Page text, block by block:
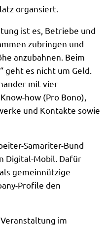
organsiert.
ist es, Betriebe und
zubringen und
anzubahnen. Beim
geht es nicht um Geld.
mit vier
how (Pro Bono),
und Kontakte sowie
Samariter-Bund
Digital-Mobil. Dafür
gemeinnützige
Profile den
im